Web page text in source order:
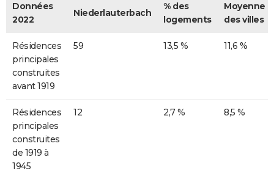
Données
2022
Niederlauterbach
% des
logements
Moyenne
des villes
Résidences
principales
construites
avant 1919
59 13,5 % 11,6 %
Résidences
principales
construites
de 1919 à
1945
12 2,7 % 8,5 %